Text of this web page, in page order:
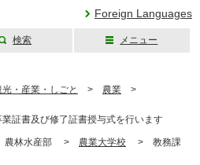
Foreign Languages
検索 メニュー
光・産業・しごと > 農業 >
証書及び修了証書授与式を行います
農林水産部 > 農業大学校 > 教務課